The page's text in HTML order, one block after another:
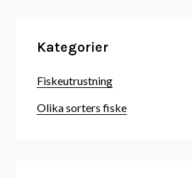
Kategorier
Fiskeutrustning
Olika sorters fiske